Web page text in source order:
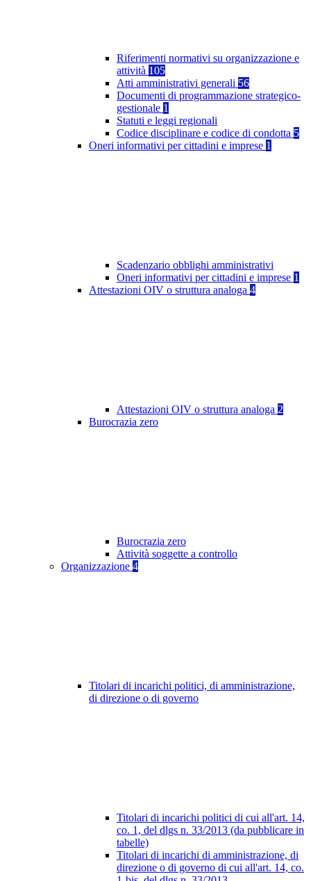
Riferimenti normativi su organizzazione e
attività 105
Atti amministrativi generali 56
Documenti di programmazione strategico-
gestionale 1
Statuti e leggi regionali
Codice disciplinare e codice di condotta 5
Oneri informativi per cittadini e imprese 1
Scadenzario obblighi amministrativi
Oneri informativi per cittadini e imprese 1
Attestazioni OIV o struttura analoga 4
Attestazioni OIV o struttura analoga 2
Burocrazia zero
Burocrazia zero
Attività soggette a controllo
Organizzazione 4
Titolari di incarichi politici, di amministrazione,
di direzione o di governo
Titolari di incarichi politici di cui all'art. 14,
co. 1, del dlgs n. 33/2013 (da pubblicare in
tabelle)
Titolari di incarichi di amministrazione, di
direzione o di governo di cui all'art. 14, co.